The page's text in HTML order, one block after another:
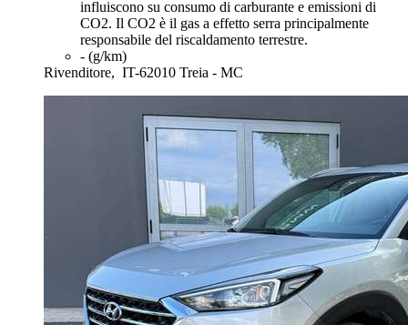
influiscono su consumo di carburante e emissioni di
CO2. Il CO2 è il gas a effetto serra principalmente
responsabile del riscaldamento terrestre.
- (g/km)
Rivenditore, IT-62010 Treia - MC